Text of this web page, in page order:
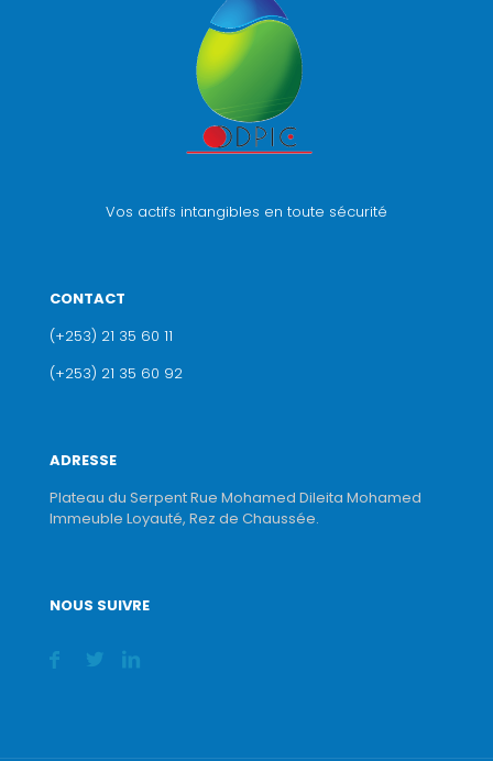
Vos actifs intangibles en toute sécurité
CONTACT
(+253) 21 35 60 11
(+253) 21 35 60 92
ADRESSE
Plateau du Serpent Rue Mohamed Dileita Mohamed
Immeuble Loyauté, Rez de Chaussée.
NOUS SUIVRE